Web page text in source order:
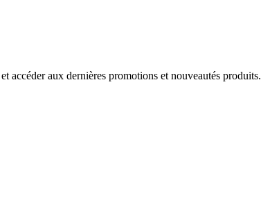
accéder aux dernières promotions et nouveautés produits.